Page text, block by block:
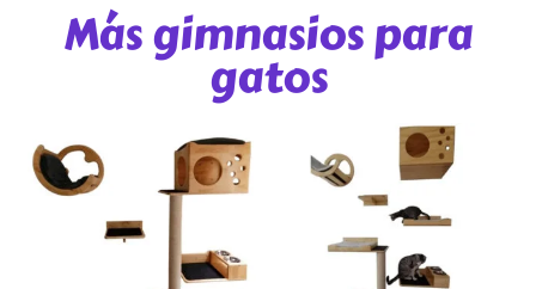
Más gimnasios para
gatos